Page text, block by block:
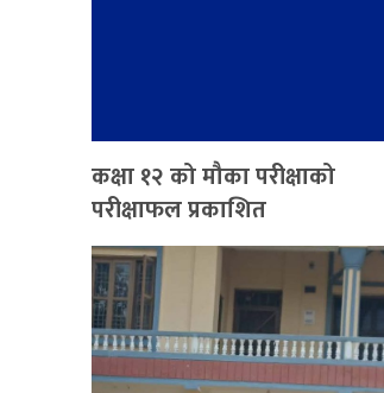
कक्षा १२ को मौका परीक्षाको
परीक्षाफल प्रकाशित